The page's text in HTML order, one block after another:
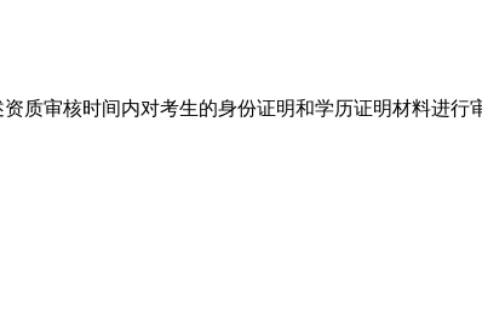
质审核时间内对考生的身份证明和学历证明材料进行